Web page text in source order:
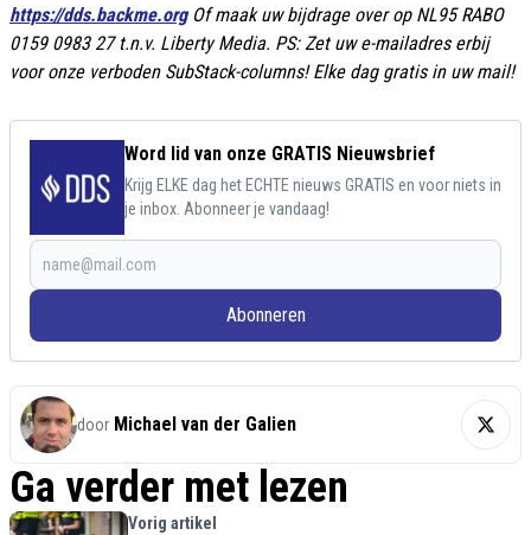
https://dds.backme.orgOf maak uw bijdrage over op NL95 RABO
0159 0983 27 t.n.v. Liberty Media. PS: Zet uw e-mailadres erbij
voor onze verboden SubStack-columns! Elke dag gratis in uw mail!
Word lid van onze GRATIS Nieuwsbrief
Krijg ELKE dag het ECHTE nieuws GRATIS en voor niets in
je inbox. Abonneer je vandaag!
Abonneren
door Michael van der Galien
Ga verder met lezen
Vorig artikel